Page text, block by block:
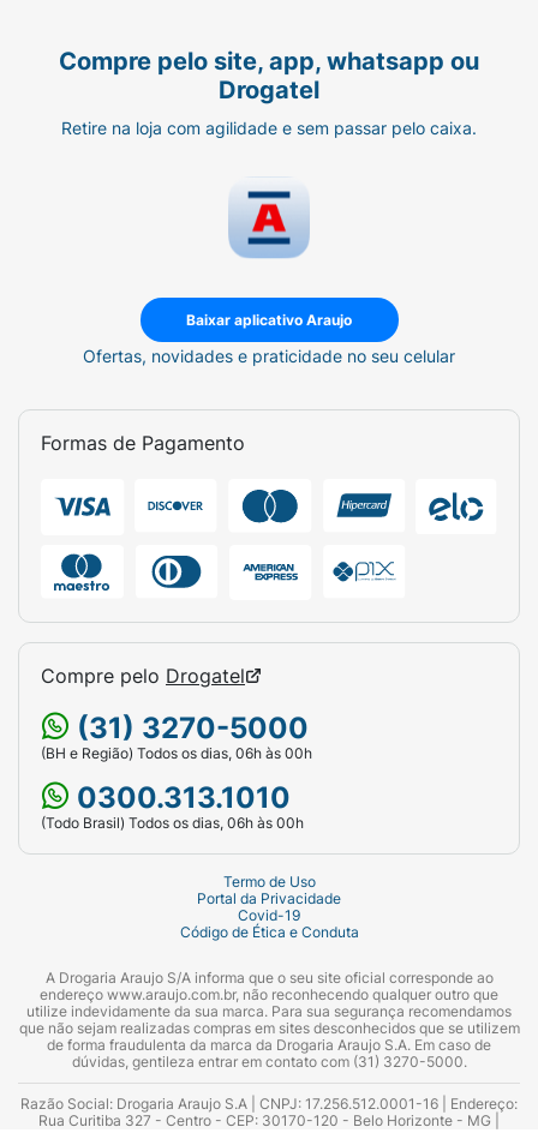
Compre pelo site, app, whatsapp ou
Drogatel
Retire na loja com agilidade e sem passar pelo caixa.
Baixar aplicativo Araujo
Ofertas, novidades e praticidade no seu celular
Formas de Pagamento
Compre pelo Drogatel
(31) 3270-5000
(BH e Região) Todos os dias, 06h às 00h
0300.313.1010
(Todo Brasil) Todos os dias, 06h às 00h
Termo de Uso
Portal da Privacidade
Covid-19
Código de Ética e Conduta
A Drogaria Araujo S/A informa que o seu site oficial corresponde ao
endereço www.araujo.com.br, não reconhecendo qualquer outro que
utilize indevidamente da sua marca. Para sua segurança recomendamos
que não sejam realizadas compras em sites desconhecidos que se utilizem
de forma fraudulenta da marca da Drogaria Araujo S.A. Em caso de
dúvidas, gentileza entrar em contato com (31) 3270-5000.
Razão Social: Drogaria Araujo S.A | CNPJ: 17.256.512.0001-16 | Endereço:
Rua Curitiba 327 - Centro - CEP: 30170-120 - Belo Horizonte - MG |